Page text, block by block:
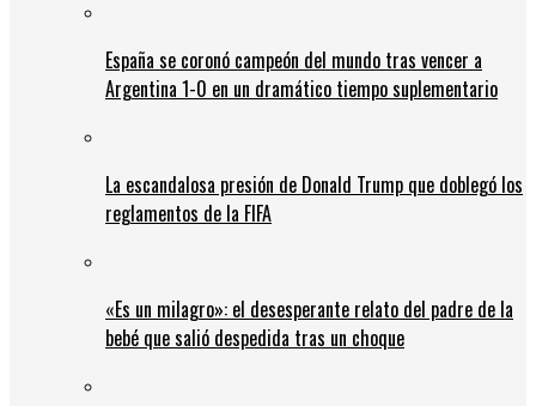
España se coronó campeón del mundo tras vencer a
Argentina 1-0 en un dramático tiempo suplementario
La escandalosa presión de Donald Trump que doblegó los
reglamentos de la FIFA
«Es un milagro»: el desesperante relato del padre de la
bebé que salió despedida tras un choque